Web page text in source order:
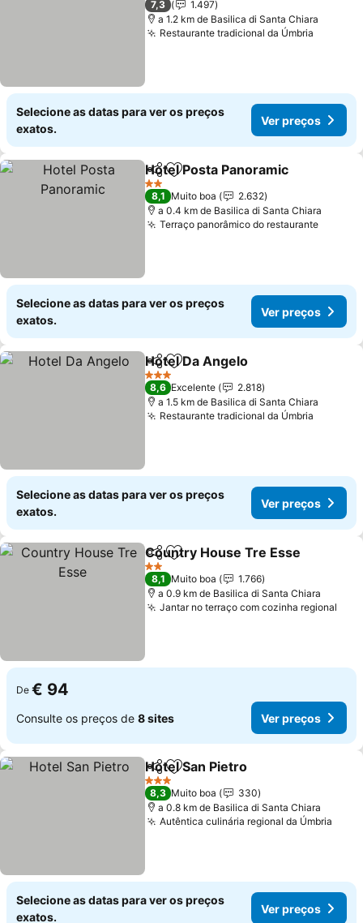
7,3
1.497
a 1.2 km de Basilica di Santa Chiara
Restaurante tradicional da Úmbria
Selecione as datas para ver os preços
exatos.
Ver preços
PartilharAdicionar aos favoritos
Hotel Posta Panoramic
2 Estrelas
8,1 Muito boa
2.632
a 0.4 km de Basilica di Santa Chiara
Terraço panorâmico do restauranteVer
Selecione as datas para ver os preços
exatos.
Ver preços
PartilharAdicionar aos favoritos
Hotel Da Angelo
3 Estrelas
8,6 Excelente
2.818
a 1.5 km de Basilica di Santa Chiara
Restaurante tradicional da Úmbria
Selecione as datas para ver os preços
exatos.
Ver preços
PartilharAdicionar aos favoritos
Country House Tre Esse
2 Estrelas
8,1 Muito boa
1.766
a 0.9 km de Basilica di Santa Chiara
Jantar no terraço com cozinha regional
De € 94
Consulte os preços de 8 sites Ver preços
PartilharAdicionar aos favoritos
Hotel San Pietro
3 Estrelas
8,3 Muito boa
330
a 0.8 km de Basilica di Santa Chiara
Autêntica culinária regional da Úmbria
Selecione as datas para ver os preços
exatos.
Ver preços